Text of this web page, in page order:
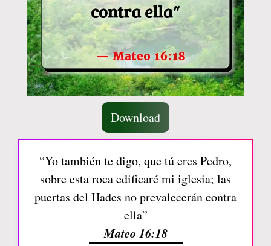
Download
“Yo también te digo, que tú eres Pedro,
sobre esta roca edificaré mi iglesia; las
puertas del Hades no prevalecerán contra
ella”
Mateo 16:18